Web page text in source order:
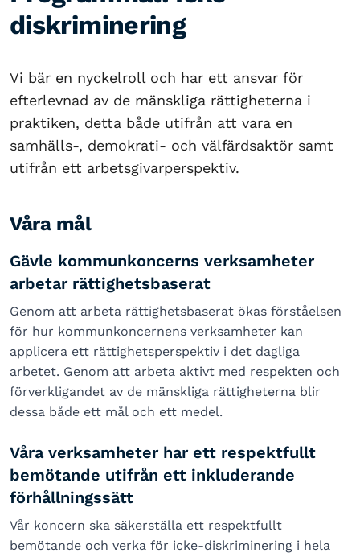
diskriminering
Vi bär en nyckelroll och har ett ansvar för
efterlevnad av de mänskliga rättigheterna i
praktiken, detta både utifrån att vara en
samhälls-, demokrati- och välfärdsaktör samt
utifrån ett arbetsgivarperspektiv.
Våra mål
Gävle kommunkoncerns verksamheter
arbetar rättighetsbaserat
Genom att arbeta rättighetsbaserat ökas förståelsen
för hur kommunkoncernens verksamheter kan
applicera ett rättighetsperspektiv i det dagliga
arbetet. Genom att arbeta aktivt med respekten och
förverkligandet av de mänskliga rättigheterna blir
dessa både ett mål och ett medel.
Våra verksamheter har ett respektfullt
bemötande utifrån ett inkluderande
förhållningssätt
Vår koncern ska säkerställa ett respektfullt
bemötande och verka för icke-diskriminering i hela